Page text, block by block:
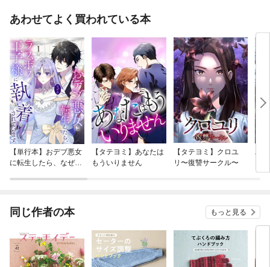
あわせてよく買われている本
【単行本】おデブ悪女
に転生したら、なぜか
【タテヨミ】あなたは
もういりません
【タテヨミ】クロユ
リ〜復讐サークル〜
バ
今
同じ作者の本 もっと見る